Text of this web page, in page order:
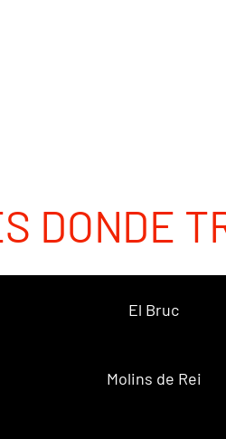
DONDE
El Bruc
Molins de Rei